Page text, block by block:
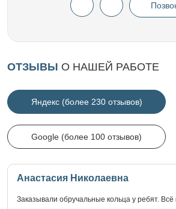
ОТЗЫВЫ О НАШЕЙ РАБОТЕ
Яндекс (более 230 отзывов)
Google (более 100 отзывов)
Анастасия Николаевна
Заказывали обручальные кольца у ребят.